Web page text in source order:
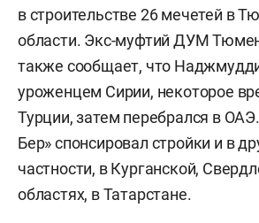
в строительстве 26 мечетей в
области. Экс-муфтий ДУМ
также сообщает, что
уроженцем Сирии, некоторое
Турции, затем перебрался в
Бер» спонсировал стройки и в
частности, в Курганской,
областях, в Татарстане.